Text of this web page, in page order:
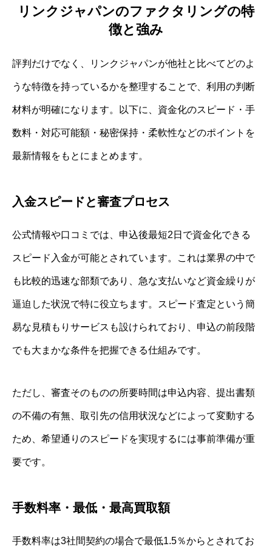
リンクジャパンのファクタリングの特
徴と強み
評判だけでなく、リンクジャパンが他社と比べてどのよ
うな特徴を持っているかを整理することで、利用の判断
材料が明確になります。以下に、資金化のスピード・手
数料・対応可能額・秘密保持・柔軟性などのポイントを
最新情報をもとにまとめます。
入金スピードと審査プロセス
公式情報や口コミでは、申込後最短2日で資金化できる
スピード入金が可能とされています。これは業界の中で
も比較的迅速な部類であり、急な支払いなど資金繰りが
逼迫した状況で特に役立ちます。スピード査定という簡
易な見積もりサービスも設けられており、申込の前段階
でも大まかな条件を把握できる仕組みです。
ただし、審査そのものの所要時間は申込内容、提出書類
の不備の有無、取引先の信用状況などによって変動する
ため、希望通りのスピードを実現するには事前準備が重
要です。
手数料率・最低・最高買取額
手数料率は3社間契約の場合で最低1.5％からとされてお